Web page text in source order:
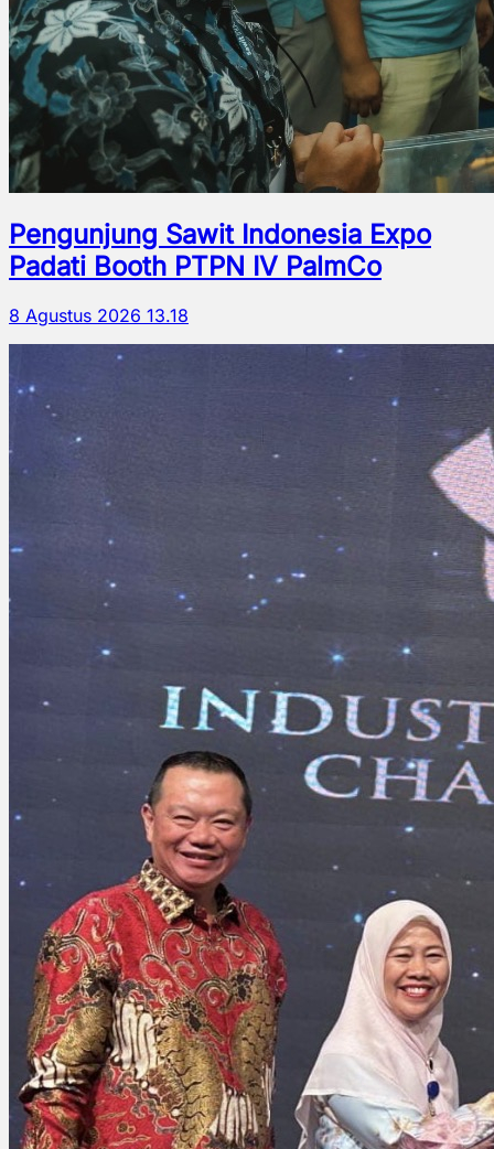
Pengunjung Sawit Indonesia Expo
Padati Booth PTPN IV PalmCo
8 Agustus 2026 13.18